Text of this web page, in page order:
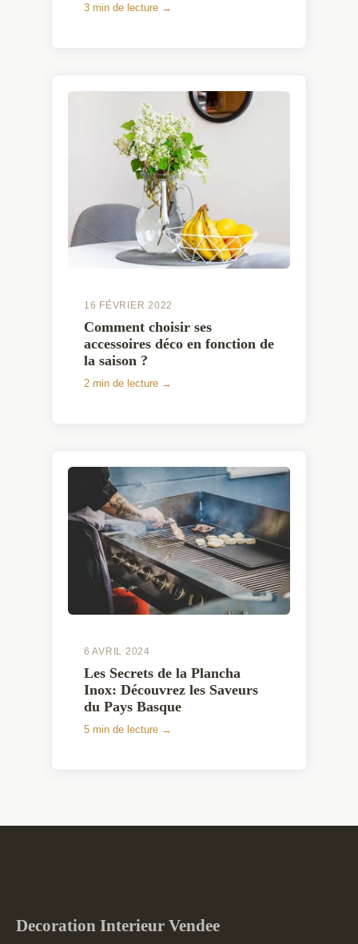
3 min de lecture →
16 FÉVRIER 2022
Comment choisir ses
accessoires déco en fonction de
la saison ?
2 min de lecture →
6 AVRIL 2024
Les Secrets de la Plancha
Inox: Découvrez les Saveurs
du Pays Basque
5 min de lecture →
Decoration Interieur Vendee